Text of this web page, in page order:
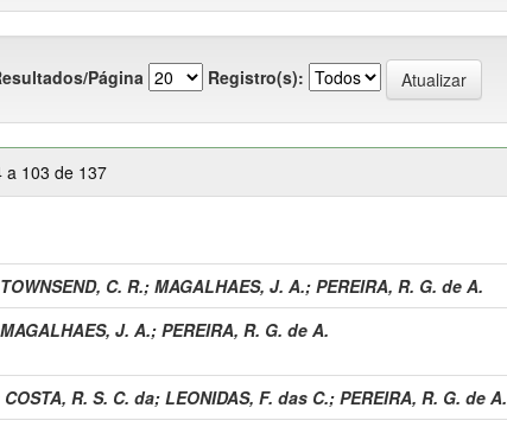
Página Registro(s):
a 103 de 137
TOWNSEND, C. R.; MAGALHAES, J. A.; PEREIRA, R. G. de A.
MAGALHAES, J. A.; PEREIRA, R. G. de A.
COSTA, R. S. C. da; LEONIDAS, F. das C.; PEREIRA, R. G. de A.